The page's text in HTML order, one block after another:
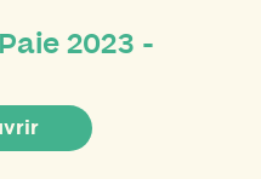
2023 -